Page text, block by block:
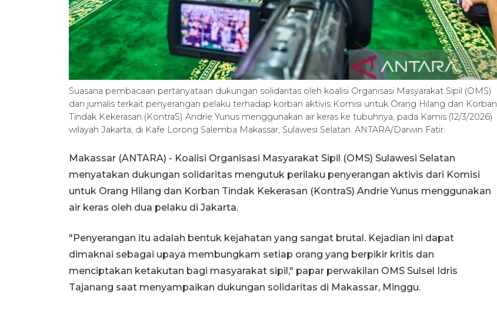
Suasana pembacaan pertanyataan dukungan solidaritas oleh koalisi Organisasi Masyarakat Sipil (OMS)
dan jurnalis terkait penyerangan pelaku terhadap korban aktivis Komisi untuk Orang Hilang dan Korban
Tindak Kekerasan (KontraS) Andrie Yunus menggunakan air keras ke tubuhnya, pada Kamis (12/3/2026)
wilayah Jakarta, di Kafe Lorong Salemba Makassar, Sulawesi Selatan. ANTARA/Darwin Fatir.
Makassar (ANTARA) - Koalisi Organisasi Masyarakat Sipil (OMS) Sulawesi Selatan
menyatakan dukungan solidaritas mengutuk perilaku penyerangan aktivis dari Komisi
untuk Orang Hilang dan Korban Tindak Kekerasan (KontraS) Andrie Yunus menggunakan
air keras oleh dua pelaku di Jakarta.
"Penyerangan itu adalah bentuk kejahatan yang sangat brutal. Kejadian ini dapat
dimaknai sebagai upaya membungkam setiap orang yang berpikir kritis dan
menciptakan ketakutan bagi masyarakat sipil," papar perwakilan OMS Sulsel Idris
Tajanang saat menyampaikan dukungan solidaritas di Makassar, Minggu.